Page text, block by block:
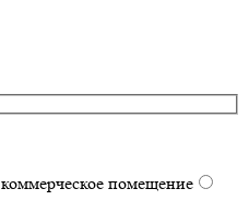
коммерческое помещение